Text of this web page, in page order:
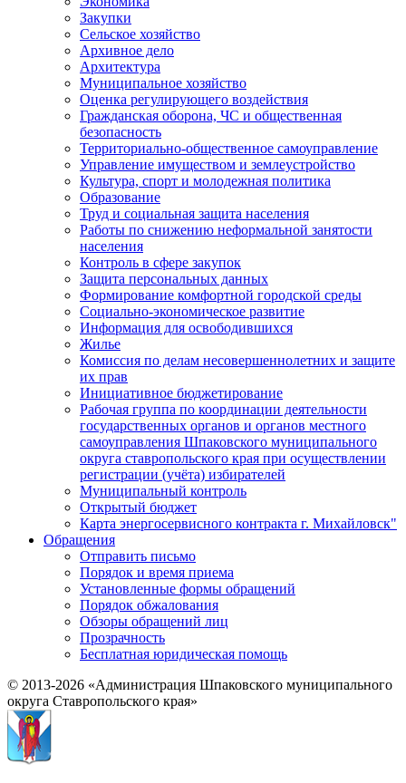
Закупки
Сельское хозяйство
Архивное дело
Архитектура
Муниципальное хозяйство
Оценка регулирующего воздействия
Гражданская оборона, ЧС и общественная
безопасность
Территориально-общественное самоуправление
Управление имуществом и землеустройство
Культура, спорт и молодежная политика
Образование
Труд и социальная защита населения
Работы по снижению неформальной занятости
населения
Контроль в сфере закупок
Защита персональных данных
Формирование комфортной городской среды
Социально-экономическое развитие
Информация для освободившихся
Жилье
Комиссия по делам несовершеннолетних и защите
их прав
Инициативное бюджетирование
Рабочая группа по координации деятельности
государственных органов и органов местного
самоуправления Шпаковского муниципального
округа ставропольского края при осуществлении
регистрации (учёта) избирателей
Муниципальный контроль
Открытый бюджет
Карта энергосервисного контракта г. Михайловск"
Обращения
Отправить письмо
Порядок и время приема
Установленные формы обращений
Порядок обжалования
Обзоры обращений лиц
Прозрачность
Бесплатная юридическая помощь
© 2013-2026 «Администрация Шпаковского муниципального
округа Ставропольского края»